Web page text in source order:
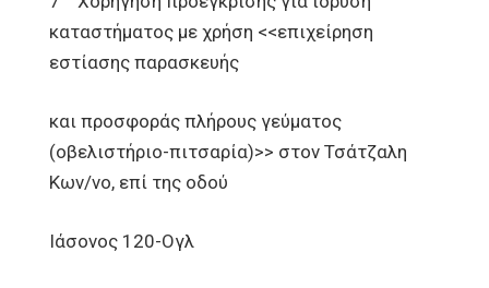
καταστήματος με χρήση <<επιχείρηση
εστίασης παρασκευής
και προσφοράς πλήρους γεύματος
(οβελιστήριο-πιτσαρία)>> στον Τσάτζαλη
Κων/νο, επί της οδού
Ιάσονος 120-Ογλ